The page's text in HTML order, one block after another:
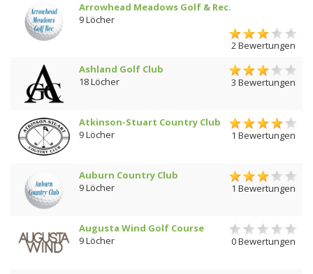
Arrowhead Meadows Golf & Rec.
9 Löcher
2 Bewertungen
Ashland Golf Club
18 Löcher
3 Bewertungen
Atkinson-Stuart Country Club
9 Löcher
1 Bewertungen
Auburn Country Club
9 Löcher
1 Bewertungen
Augusta Wind Golf Course
9 Löcher
0 Bewertungen